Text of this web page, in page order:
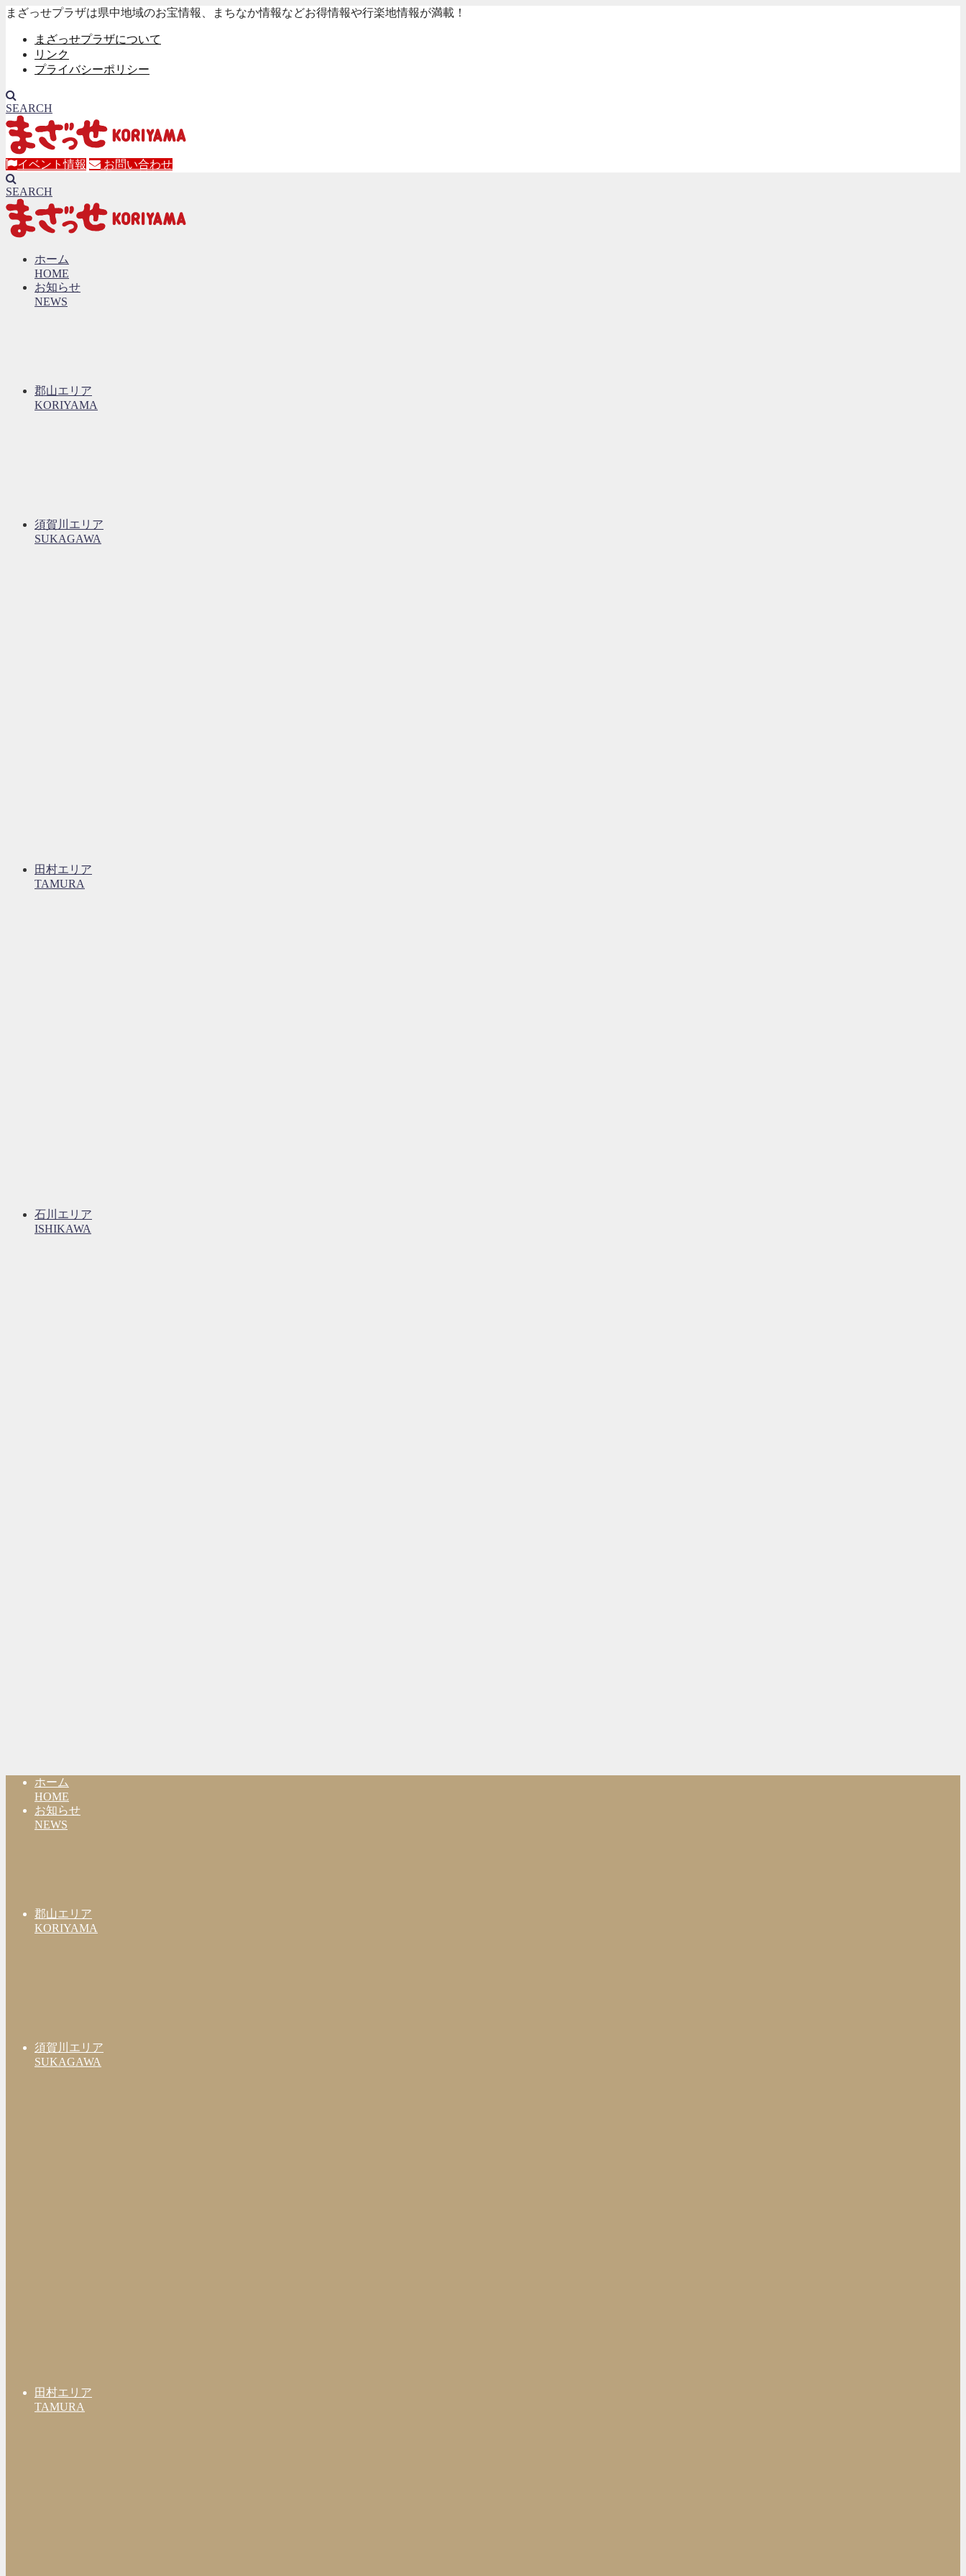
まざっせプラザは県中地域のお宝情報、まちなか情報などお得情報や行楽地情報が満載！
まざっせプラザについて
リンク
プライバシーポリシー
SEARCH
イベント情報 お問い合わせ
SEARCH
ホーム
HOME
お知らせ
NEWS
郡山エリア
KORIYAMA
須賀川エリア
SUKAGAWA
田村エリア
TAMURA
石川エリア
ISHIKAWA
ホーム
HOME
お知らせ
NEWS
郡山エリア
KORIYAMA
須賀川エリア
SUKAGAWA
田村エリア
TAMURA